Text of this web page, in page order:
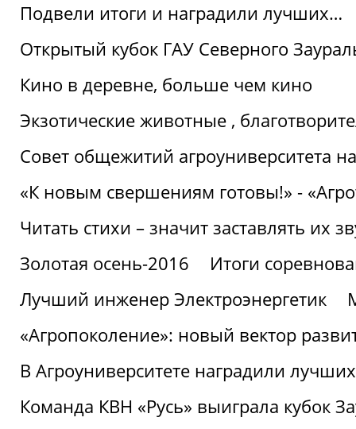
Подвели итоги и наградили лучших…
Открытый кубок ГАУ Северного
Кино в деревне, больше чем кино
Экзотические животные ,
Совет общежитий агроуниверситета
«К новым свершениям готовы!» -
Читать стихи – значит заставлять их
Золотая осень-2016
Итоги
Лучший инженер Электроэнергетик
«Агропоколение»: новый вектор
В Агроуниверситете наградили
Команда КВН «Русь» выиграла кубок